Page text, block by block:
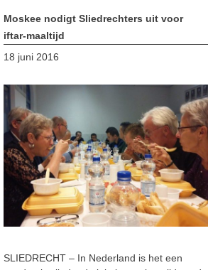
Moskee nodigt Sliedrechters uit voor
iftar-maaltijd
18 juni 2016
SLIEDRECHT – In Nederland is het een